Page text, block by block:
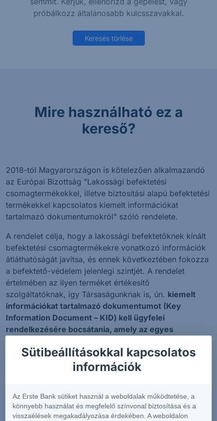
próbálkozz általánosabb kulcsszavakkal.
Keresés törlése
Mire használható ez a
kereső?
2018-tól Magyarországon is kötelezően alkalmazandó
az Európai Bizottság "Lakossági befektetési
csomagtermékekkel, illetve biztosítási alapú befektetési
termékekkel kapcsolatos kiemelt információkat
tartalmazó dokumentumokról" szóló rendelete.
A rendelet célja, hogy a lakossági befektetőknek kínált
befektetési csomagtermékekre vonatkozó információk
átláthatóságát javítsa, és ennek következtében fokozza
a befektető-védelem jelenlegi szintjét. A rendelet
értelmében az ilyen terméket értékesítő
szolgáltatóknak, így Társaságunknak is, ún. kiemelt
információkat tartalmazó dokumentumot (Key
Information Document – KID) kell ügyfelei
rendelkezésére bocsátania, amely az egyes
információk rövid összefoglalását tartalmazza.
Annak érdekében, hogy Önök könnyen
csomagtermékeket, a szolgáltatók egységes formában
készítik el az előbb említett dokumentumot.
Sütibeállításokkal kapcsolatos
információk
Az Erste Bank sütiket használ a weboldalak működtetése, a
könnyebb használat és megfelelő színvonal biztosítása és a
visszaélések megakadályozása érdekében. A weboldalon